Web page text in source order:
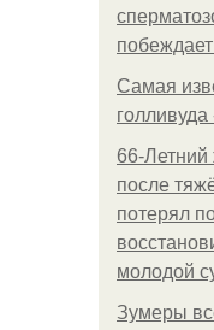
Самая
66-Летний
после
потерял
молодой
Зумеры